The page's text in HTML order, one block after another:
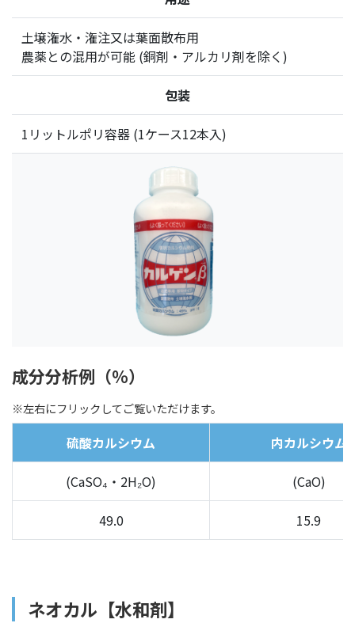
土壌潅水・潅注又は葉面散布用
農薬との混用が可能 (銅剤・アルカリ剤を除く)
包装
1リットルポリ容器 (1ケース12本入)
成分分析例（％）
※左右にフリックしてご覧いただけます。
硫酸カルシウム 内カルシウム
(CaSO₄・2H₂O) (CaO)
49.0 15.9
ネオカル【水和剤】